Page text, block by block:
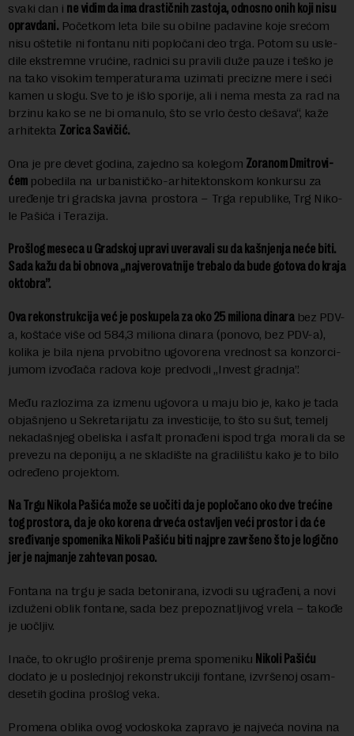
sva­ki dan i ne vi­dim da ima dra­stič­nih za­sto­ja, od­no­sno onih ko­ji ni­su
oprav­da­ni. Po­čet­kom le­ta bi­le su obil­ne pa­da­vi­ne ko­je sre­ćom
ni­su ošte­ti­le ni fon­ta­nu ni­ti po­plo­ča­ni deo tr­ga. Po­tom su usle­
di­le eks­trem­ne vru­ći­ne, rad­ni­ci su pra­vi­li du­že pa­u­ze i te­ško je
na ta­ko vi­so­kim tem­pe­ra­tu­ra­ma uzi­ma­ti pre­ci­zne me­re i se­ći
ka­men u slo­gu. Sve to je išlo spo­ri­je, ali i ne­ma me­sta za rad na
br­zi­nu ka­ko se ne bi oma­nu­lo, što se vr­lo če­sto de­ša­va“, ka­že
ar­hi­tek­ta Zo­ri­ca Sa­vi­čić.
Ona je pre devet godina, zajedno sa ko­le­gom Zo­ra­nom Dmi­tro­vi­
ćempo­be­di­la na ur­ba­ni­stič­ko-ar­hi­tek­ton­skom kon­kur­su za
ure­đe­nje tri grad­ska jav­na pro­sto­ra – Tr­ga re­pu­bli­ke, Trg Ni­ko­
le Pa­ši­ća i Te­ra­zi­ja.
Pro­šlog me­se­ca u Grad­skoj upra­vi uve­ra­va­li su da ka­šnje­nja ne­će bi­ti.
Sa­da ka­žu da bi ob­no­va „naj­ve­ro­vat­ni­je tre­ba­lo da bu­de go­to­va do kra­ja
ok­to­bra”.
Ova rekonstrukcija već je po­sku­pe­la za oko 25 mi­li­o­na di­na­rabez PDV-
a, ko­šta­će više od 584,3 mi­li­o­na di­na­ra (ponovo, bez PDV-a),
ko­li­ka je bi­la nje­na pr­vo­bit­no ugo­vo­re­na vred­nost sa kon­zor­ci­
ju­mom iz­vo­đa­ča ra­do­va ko­je pred­vo­di „In­vest grad­nja”.
Me­đu raz­lo­zi­ma za iz­me­nu ugo­vo­ra u ma­ju bio je, ka­ko je ta­da
ob­ja­šnje­no u Sekretarijatu za in­ve­sti­ci­je, to što su šut, te­melj
ne­ka­da­šnjeg obe­li­ska i as­falt pro­na­đe­ni is­pod tr­ga mo­ra­li da se
pre­ve­zu na de­po­ni­ju, a ne skla­di­šte na gra­di­lištu ka­ko je to bi­lo
od­re­đe­no pro­jek­tom.
Na Tr­gu Ni­ko­la Pa­ši­ća mo­že se uoči­ti da je po­plo­ča­no oko dve tre­ći­ne
tog prostora, da je oko ko­re­na dr­ve­ća osta­vljen ve­ći pro­stor i da će
sre­đi­va­nje spomenika Ni­ko­li Pa­ši­ću bi­ti naj­pre za­vr­še­no što je lo­gič­no
jer je naj­ma­nje zahtevan posao.
Fon­ta­na na trgu je sada be­to­ni­ra­na, iz­vo­di su ugrađeni, a novi
izduženi ob­lik fontane, sada bez prepoznatljivog vre­la – takođe
je uočljiv.
Inače, to okru­glo pro­ši­re­nje pre­ma spo­me­ni­ku Ni­ko­li Pa­ši­ću
dodato je u poslednjoj re­kon­struk­ci­ji fontane, izvršenoj osam­
de­se­tih go­di­na pro­šlog ve­ka.
Pro­me­na ob­li­ka ovog vo­do­sko­ka za­pra­vo je naj­ve­ća no­vi­na na